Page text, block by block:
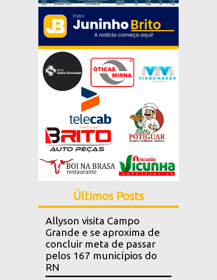
Últimos Posts
Allyson visita Campo
Grande e se aproxima de
concluir meta de passar
pelos 167 municípios do
RN